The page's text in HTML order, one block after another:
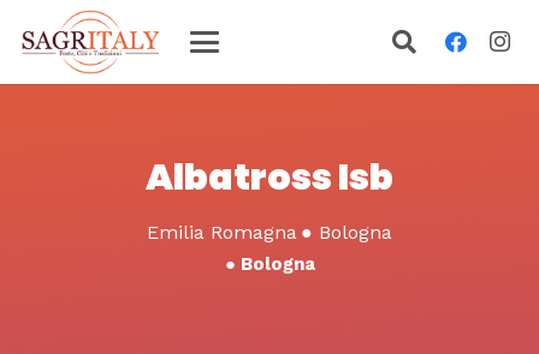
Albatross Isb
Emilia Romagna ● Bologna
● Bologna